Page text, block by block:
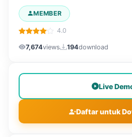
MEMBER
4.0
7,674views 194download
Live
Daftar untuk